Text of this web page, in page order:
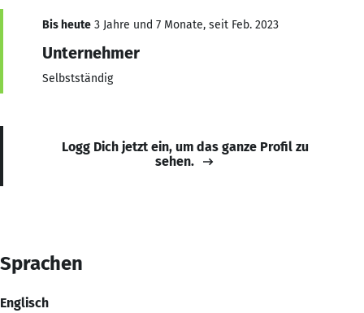
Bis heute 3 Jahre und 7 Monate, seit Feb. 2023
Unternehmer
Selbstständig
Logg Dich jetzt ein, um das ganze Profil zu
sehen.
Sprachen
Englisch